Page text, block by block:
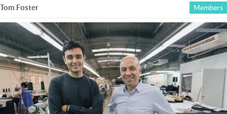
Tom Foster Members